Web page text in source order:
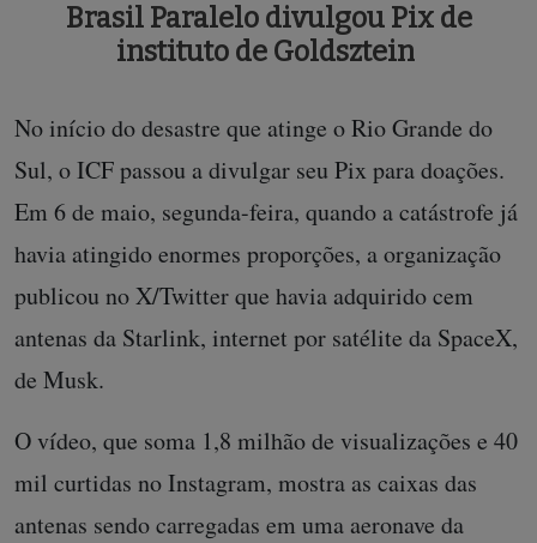
Brasil Paralelo divulgou Pix de
instituto de Goldsztein
No início do desastre que atinge o Rio Grande do
Sul, o ICF passou a divulgar seu Pix para doações.
Em 6 de maio, segunda-feira, quando a catástrofe já
havia atingido enormes proporções, a organização
publicou no X/Twitter que havia adquirido cem
antenas da Starlink, internet por satélite da SpaceX,
de Musk.
O vídeo, que soma 1,8 milhão de visualizações e 40
mil curtidas no Instagram, mostra as caixas das
antenas sendo carregadas em uma aeronave da